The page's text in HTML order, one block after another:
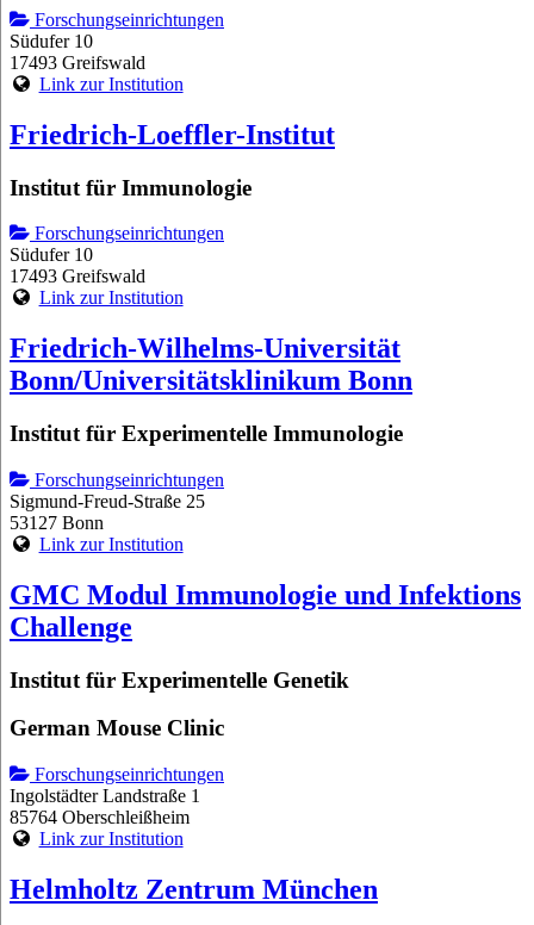
Forschungseinrichtungen
Südufer 10
17493 Greifswald
Link zur Institution
Friedrich-Loeffler-Institut
Institut für Immunologie
Forschungseinrichtungen
Südufer 10
17493 Greifswald
Link zur Institution
Friedrich-Wilhelms-Universität
Bonn/Universitätsklinikum Bonn
Institut für Experimentelle Immunologie
Forschungseinrichtungen
Sigmund-Freud-Straße 25
53127 Bonn
Link zur Institution
GMC Modul Immunologie und Infektions
Challenge
Institut für Experimentelle Genetik
German Mouse Clinic
Forschungseinrichtungen
Ingolstädter Landstraße 1
85764 Oberschleißheim
Link zur Institution
Helmholtz Zentrum München